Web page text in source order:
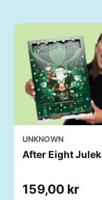
UNKNOWN
After Eight
159,00 kr